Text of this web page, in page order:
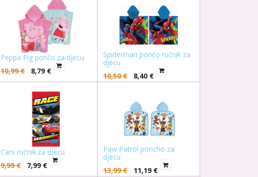
Peppa Pig pončo za djecu
10,99€ 8,79 €
Spiderman pončo ručnik za
djecu
10,50€ 8,40 €
Cars ručnik za djecu
9,99€ 7,99 €
Paw Patrol poncho za
djecu
13,99€ 11,19 €